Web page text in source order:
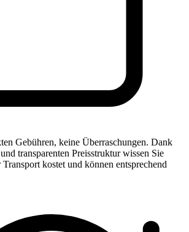
Gebühren, keine Überraschungen. Dank
transparenten Preisstruktur wissen Sie
kostet und können entsprechend